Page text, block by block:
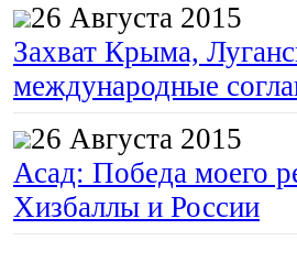
26 Августа 2015
Захват Крыма,
международные
26 Августа 2015
Асад: Победа моего
Хизбаллы и России